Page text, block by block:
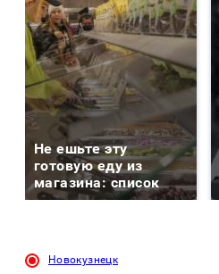
Не ешьте эту
готовую еду из
магазина: список
Новокузнецк